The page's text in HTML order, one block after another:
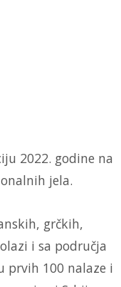
2022. godine na
jela.
grčkih,
i sa područja
prvih 100 nalaze i